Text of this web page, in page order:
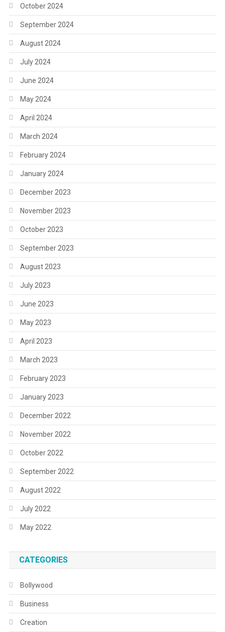
October 2024
September 2024
August 2024
July 2024
June 2024
May 2024
April 2024
March 2024
February 2024
January 2024
December 2023
November 2023
October 2023
September 2023
August 2023
July 2023
June 2023
May 2023
April 2023
March 2023
February 2023
January 2023
December 2022
November 2022
October 2022
September 2022
August 2022
July 2022
May 2022
CATEGORIES
Bollywood
Business
Creation